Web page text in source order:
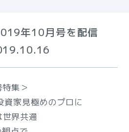
年10月号を配信
集＞
家見極めのプロに
界共通